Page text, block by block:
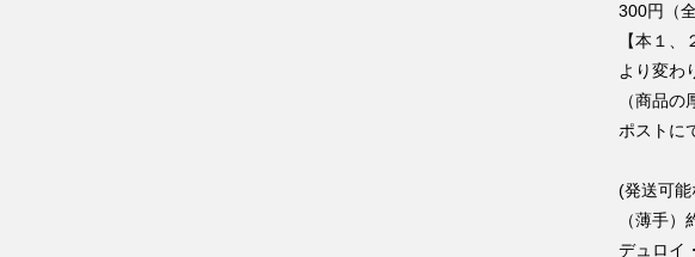
300円（
【本１
より変わ
（商品
ポストに
(発送可
（薄手
デュロイ